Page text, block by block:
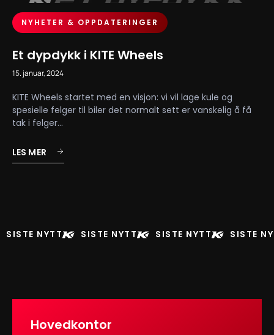
NYHETER & OPPDATERINGER
Et dypdykk i KITE Wheels
15. januar, 2024
KITE Wheels startet med en visjon: vi vil lage kule og
spesielle felger til biler det normalt sett er vanskelig å få
tak i felger...
LES MER
SISTE NYTT SISTE NYTT SISTE NYTT SISTE
Hovedkontor